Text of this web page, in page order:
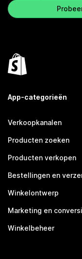
App-categorieën
Verkoopkanalen
Producten zoeken
Producten verkopen
Bestellingen en
Winkelontwerp
Marketing en
Winkelbeheer